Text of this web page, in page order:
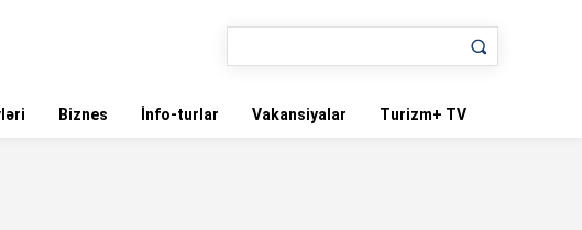
Biznes İnfo-turlar Vakansiyalar Turizm+ TV